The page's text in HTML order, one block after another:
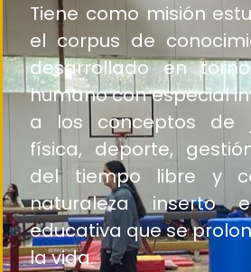
Tiene como misión
el corpus de
desarrollado en
humano con especial
a los conceptos de
física, deporte,
del tiempo libre y
naturaleza inserto
educativa que se
la vida.